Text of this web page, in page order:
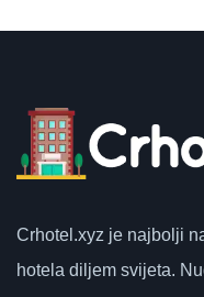
Crhotel.xyz je najbolji
hotela diljem svijeta.